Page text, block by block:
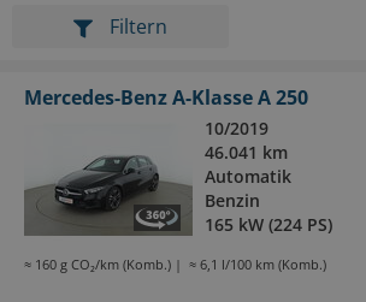
Filtern
Mercedes-Benz A-Klasse A 250
10/2019
46.041 km
Automatik
Benzin
165 kW (224 PS)
≈ 160 g CO₂/km (Komb.) ≈ 6,1 l/100 km (Komb.)